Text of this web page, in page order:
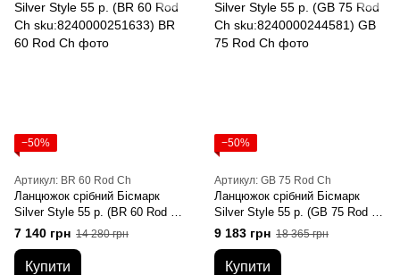
−50%
Артикул: BR 60 Rod Ch
Ланцюжок срібний Бісмарк
Silver Style 55 р. (BR 60 Rod Ch
sku:8240000251633)
7 140 грн 14 280 грн
Купити
−50%
Артикул: GB 75 Rod Ch
Ланцюжок срібний Бісмарк
Silver Style 55 р. (GB 75 Rod Ch
sku:8240000244581)
9 183 грн 18 365 грн
Купити